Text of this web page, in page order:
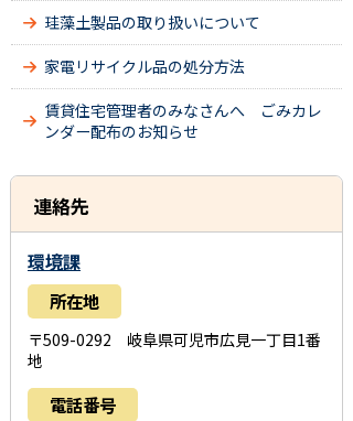
珪藻土製品の取り扱いについて
家電リサイクル品の処分方法
賃貸住宅管理者のみなさんへ ごみカレ
ンダー配布のお知らせ
連絡先
環境課
所在地
〒509-0292 岐阜県可児市広見一丁目1番
地
電話番号